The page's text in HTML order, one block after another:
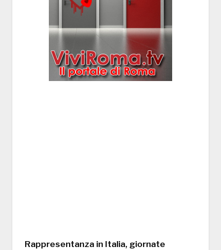
Rappresentanza in Italia, giornate